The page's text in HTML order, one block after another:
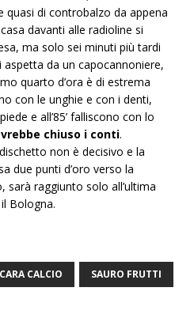
quasi di controbalzo da appena
davanti alle radioline si
ma solo sei minuti più tardi
aspetta da un capocannoniere,
quarto d’ora è di estrema
con le unghie e con i denti,
e all’85’ falliscono con lo
chiuso i conti.
non è decisivo e la
due punti d’oro verso la
sarà raggiunto solo all’ultima
Bologna.
CALCIO SAURO FRUTTI